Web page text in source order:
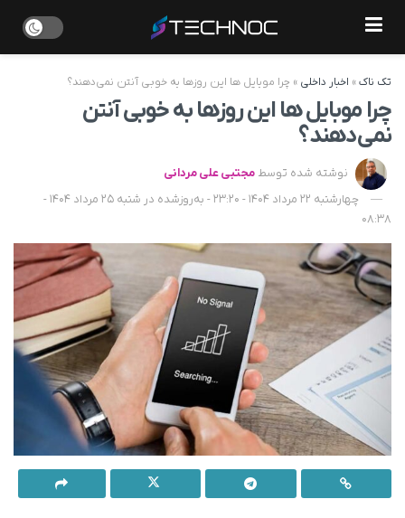
تک ناک» اخبار داخلی » چرا موبایل ها این روزها به خوبی آنتن نمی‌دهند؟
چرا موبایل ها این روزها به خوبی آنتن
نمی‌دهند؟
نوشته شده توسط مجتبی علی مردانی
چهارشنبه 22 مرداد 1404 - 23:20 - به‌روزشده در شنبه 25 مرداد 1404 -
08:38